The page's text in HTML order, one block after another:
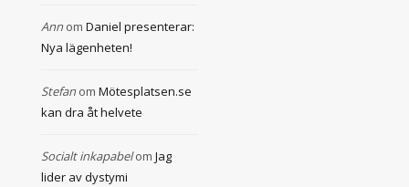
Ann om Daniel presenterar:
Nya lägenheten!
Stefan om Mötesplatsen.se
kan dra åt helvete
Socialt inkapabelom Jag
lider av dystymi